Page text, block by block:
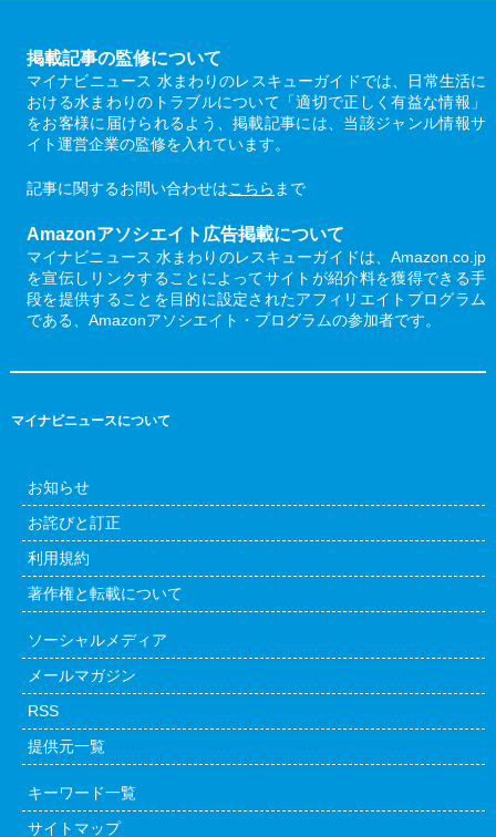
掲載記事の監修について
マイナビニュース 水まわりのレスキューガイドでは、日常生活に
おける水まわりのトラブルについて「適切で正しく有益な情報」
をお客様に届けられるよう、掲載記事には、当該ジャンル情報サ
イト運営企業の監修を入れています。
記事に関するお問い合わせはこちら まで
Amazonアソシエイト広告掲載について
マイナビニュース 水まわりのレスキューガイドは、Amazon.co.jp
を宣伝しリンクすることによってサイトが紹介料を獲得できる手
段を提供することを目的に設定されたアフィリエイトプログラム
である、Amazonアソシエイト・プログラムの参加者です。
マイナビニュースについて
お知らせ
お詫びと訂正
利用規約
著作権と転載について
ソーシャルメディア
メールマガジン
RSS
提供元一覧
キーワード一覧
サイトマップ